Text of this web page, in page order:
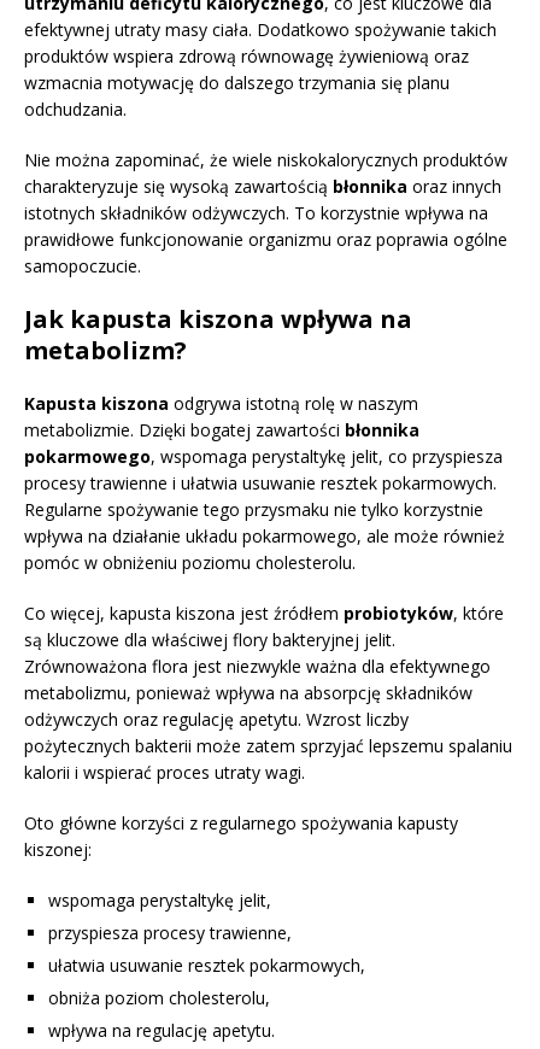
efektywnej utraty masy ciała. Dodatkowo spożywanie takich
produktów wspiera zdrową równowagę żywieniową oraz
wzmacnia motywację do dalszego trzymania się planu
odchudzania.
Nie można zapominać, że wiele niskokalorycznych produktów
charakteryzuje się wysoką zawartością błonnika oraz innych
istotnych składników odżywczych. To korzystnie wpływa na
prawidłowe funkcjonowanie organizmu oraz poprawia ogólne
samopoczucie.
Jak kapusta kiszona wpływa na
metabolizm?
Kapusta kiszona odgrywa istotną rolę w naszym
metabolizmie. Dzięki bogatej zawartości błonnika
pokarmowego, wspomaga perystaltykę jelit, co przyspiesza
procesy trawienne i ułatwia usuwanie resztek pokarmowych.
Regularne spożywanie tego przysmaku nie tylko korzystnie
wpływa na działanie układu pokarmowego, ale może również
pomóc w obniżeniu poziomu cholesterolu.
Co więcej, kapusta kiszona jest źródłem probiotyków, które
są kluczowe dla właściwej flory bakteryjnej jelit.
Zrównoważona flora jest niezwykle ważna dla efektywnego
metabolizmu, ponieważ wpływa na absorpcję składników
odżywczych oraz regulację apetytu. Wzrost liczby
pożytecznych bakterii może zatem sprzyjać lepszemu spalaniu
kalorii i wspierać proces utraty wagi.
Oto główne korzyści z regularnego spożywania kapusty
kiszonej:
wspomaga perystaltykę jelit,
przyspiesza procesy trawienne,
ułatwia usuwanie resztek pokarmowych,
obniża poziom cholesterolu,
wpływa na regulację apetytu.